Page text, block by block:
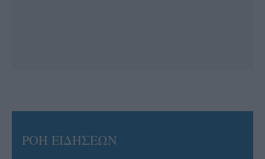
ΡΟΗ ΕΙΔΗΣΕΩΝ